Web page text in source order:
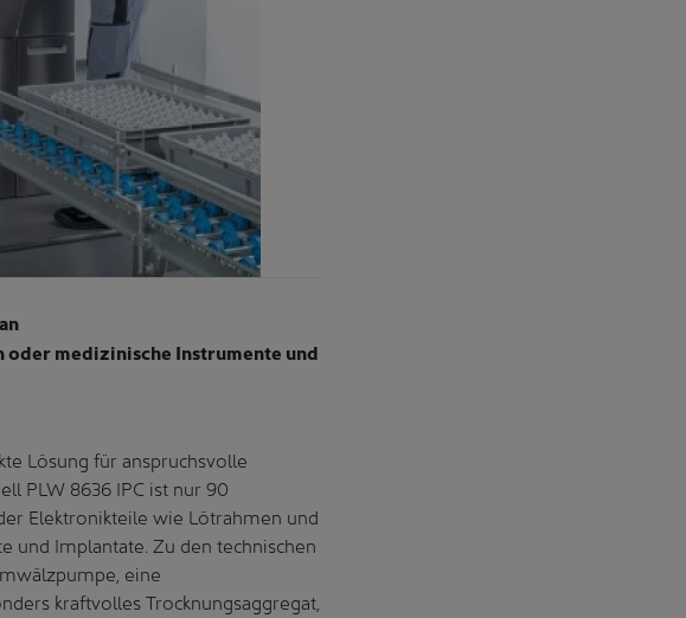
medizinische Instrumente und
Lösung für anspruchsvolle
PLW 8636 IPC ist nur 90
Elektronikteile wie Lötrahmen und
und Implantate. Zu den technischen
eine
kraftvolles Trocknungsaggregat,